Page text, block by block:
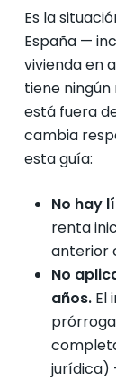
Es la
España —
vivienda en
tiene ningún
está fuera
cambia
esta guía:
No hay
renta
anterior
No
años.El
jurídica)